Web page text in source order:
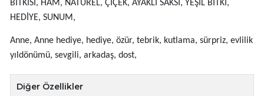
BİTKİSİ, HAM, NATUREL, ÇİÇEK, AYAKLI SAKSI, YEŞİL BİTKİ,
HEDİYE, SUNUM,
Anne, Anne hediye, hediye, özür, tebrik, kutlama, sürpriz, evlilik
yıldönümü, sevgili, arkadaş, dost,
Diğer Özellikler